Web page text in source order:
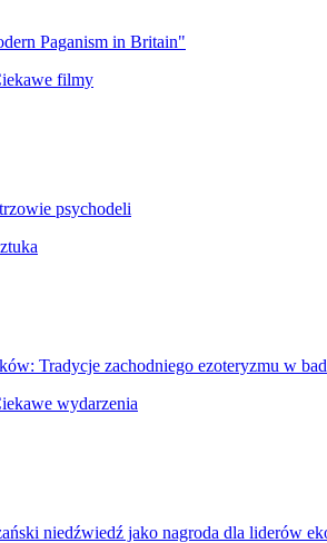
Paganism in Britain"
filmy
psychodeli
Tradycje zachodniego ezoteryzmu w
wydarzenia
niedźwiedź jako nagroda dla liderów